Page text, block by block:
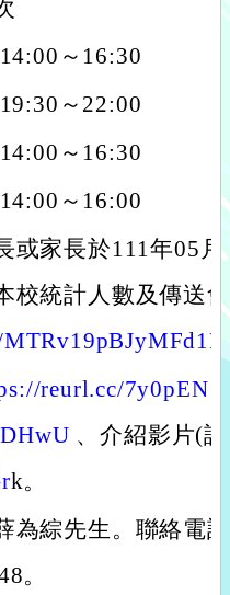
～16:30
～22:00
～16:30
～16:00
或家長於111年05
校統計人數及傳送
reurl.cc/7y0pEN
、介紹影片(
k。
為綜先生。聯絡電
。